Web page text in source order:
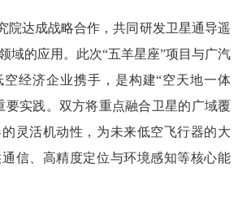
院达成战略合作，共同研发卫星通导遥
域的应用。此次“五羊星座”项目与广汽
经济企业携手，是构建“空天地一体
要实践。双方将重点融合卫星的广域覆
灵活机动性，为未来低空飞行器的大
信、高精度定位与环境感知等核心能